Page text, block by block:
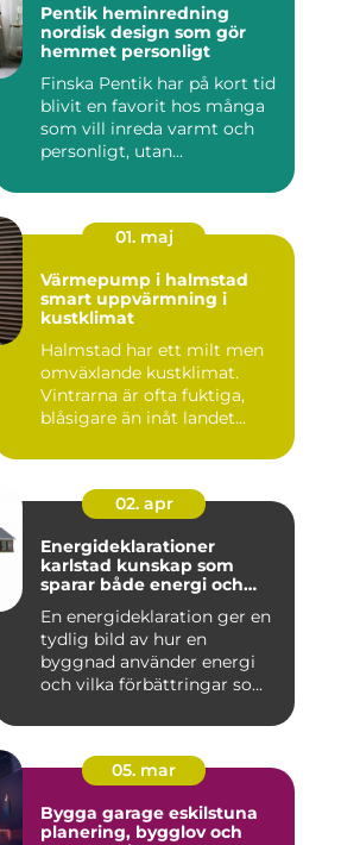
Pentik heminredning
nordisk design som gör
hemmet personligt
Finska Pentik har på kort tid
blivit en favorit hos många
som vill inreda varmt och
personligt, utan...
01. maj
Värmepump i halmstad
smart uppvärmning i
kustklimat
Halmstad har ett milt men
omväxlande kustklimat.
Vintrarna är ofta fuktiga,
blåsigare än inåt landet...
02. apr
Energideklarationer
karlstad kunskap som
sparar både energi och
En energideklaration ger en
tydlig bild av hur en
byggnad använder energi
och vilka förbättringar so...
05. mar
Bygga garage eskilstuna
planering, bygglov och